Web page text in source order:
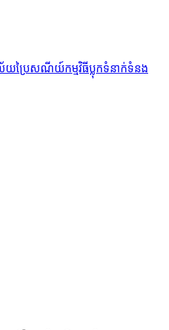
ល័យប្រៃសណីយ៍កម្មវិធីប្លុកទំនាក់ទំនង